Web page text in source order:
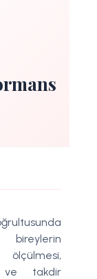
ölçülmesi,
ve takdir